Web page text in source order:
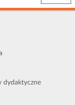
dydaktyczne